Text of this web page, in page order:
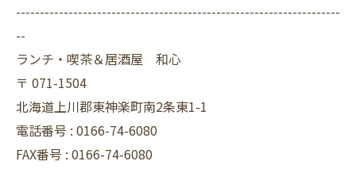
--------------------------------------------------------------------
--
ランチ・喫茶＆居酒屋 和心
〒 071-1504
北海道上川郡東神楽町南2条東1-1
電話番号 : 0166-74-6080
FAX番号 : 0166-74-6080